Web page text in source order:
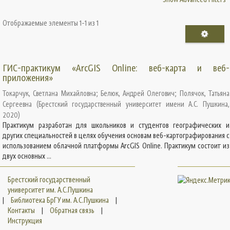
Отображаемые элементы 1-1 из 1
ГИС-практикум «ArcGIS Online: веб-карта и веб-
приложения»
Токарчук, Светлана Михайловна; Белюк, Андрей Олегович; Полячок, Татьяна
Сергеевна
(Брестский государственный университет имени А.С. Пушкина,
2020)
Практикум разработан для школьников и студентов географических и
других специальностей в целях обучения основам веб-картографирования с
использованием облачной платформы ArcGIS Online. Практикум состоит из
двух основных ...
Брестский государственный
университет им. А.С.Пушкина
|
Библиотека БрГУ им. А.С.Пушкина
|
Контакты
| Обратная связь
|
Инструкция